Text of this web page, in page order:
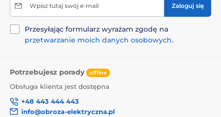
pozwala na precyzyjną kontrolę dzięki intuicyjnemu
swobodne rozwijanie sięlinki, która pod żadnym kątem
działania nie popląta się.
Produkt znajduje się w kategoriach
Inne Akcesoria do spacerów
Smycze dla psów
Wpisz tutaj swój e-mail Zaloguj się
Przesyłając formularz wyrażam zgodę na
przetwarzanie moich danych osobowych.
Potrzebujesz porady offline
Obsługa klienta jest dostępna
+48 443 444 443
info@obroza-elektryczna.pl